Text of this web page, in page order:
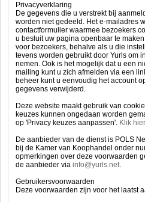
Privacyverklaring
De gegevens die u verstrekt bij
worden niet gedeeld. Het e-mailadres
contactformulier waarmee bezoekers
u besluit uw pagina openbaar te
voor bezoekers, behalve als u die
tevens worden gebruikt door Yurls om
nemen. Ook is het mogelijk dat u een
mailing kunt u zich afmelden via een
beheer kunt u eenvoudig het account
gegevens verwijderd.
Deze website maakt gebruik van
keuzes kunnen ongedaan worden
op 'Privacy keuzes aanpassen'. Klik
De aanbieder van de dienst is POLS
bij de Kamer van Koophandel onder
opmerkingen over deze voorwaarden
de aanbieder via info@yurls.net.
Gebruikersvoorwaarden
Deze voorwaarden zijn voor het laatst